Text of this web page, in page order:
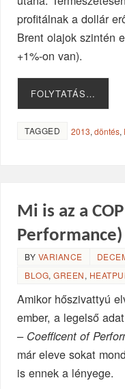
profitálnak a dollár
Brent olajok szintén
+1%-on van).
FOLYTATÁS…
TAGGED 2013,döntés,
Mi is az a
BY VARIANCE
BLOG,GREEN,
Amikor hőszivattyú
ember, a legelső
– Coefficent of
már eleve sokat
is ennek a lényege.